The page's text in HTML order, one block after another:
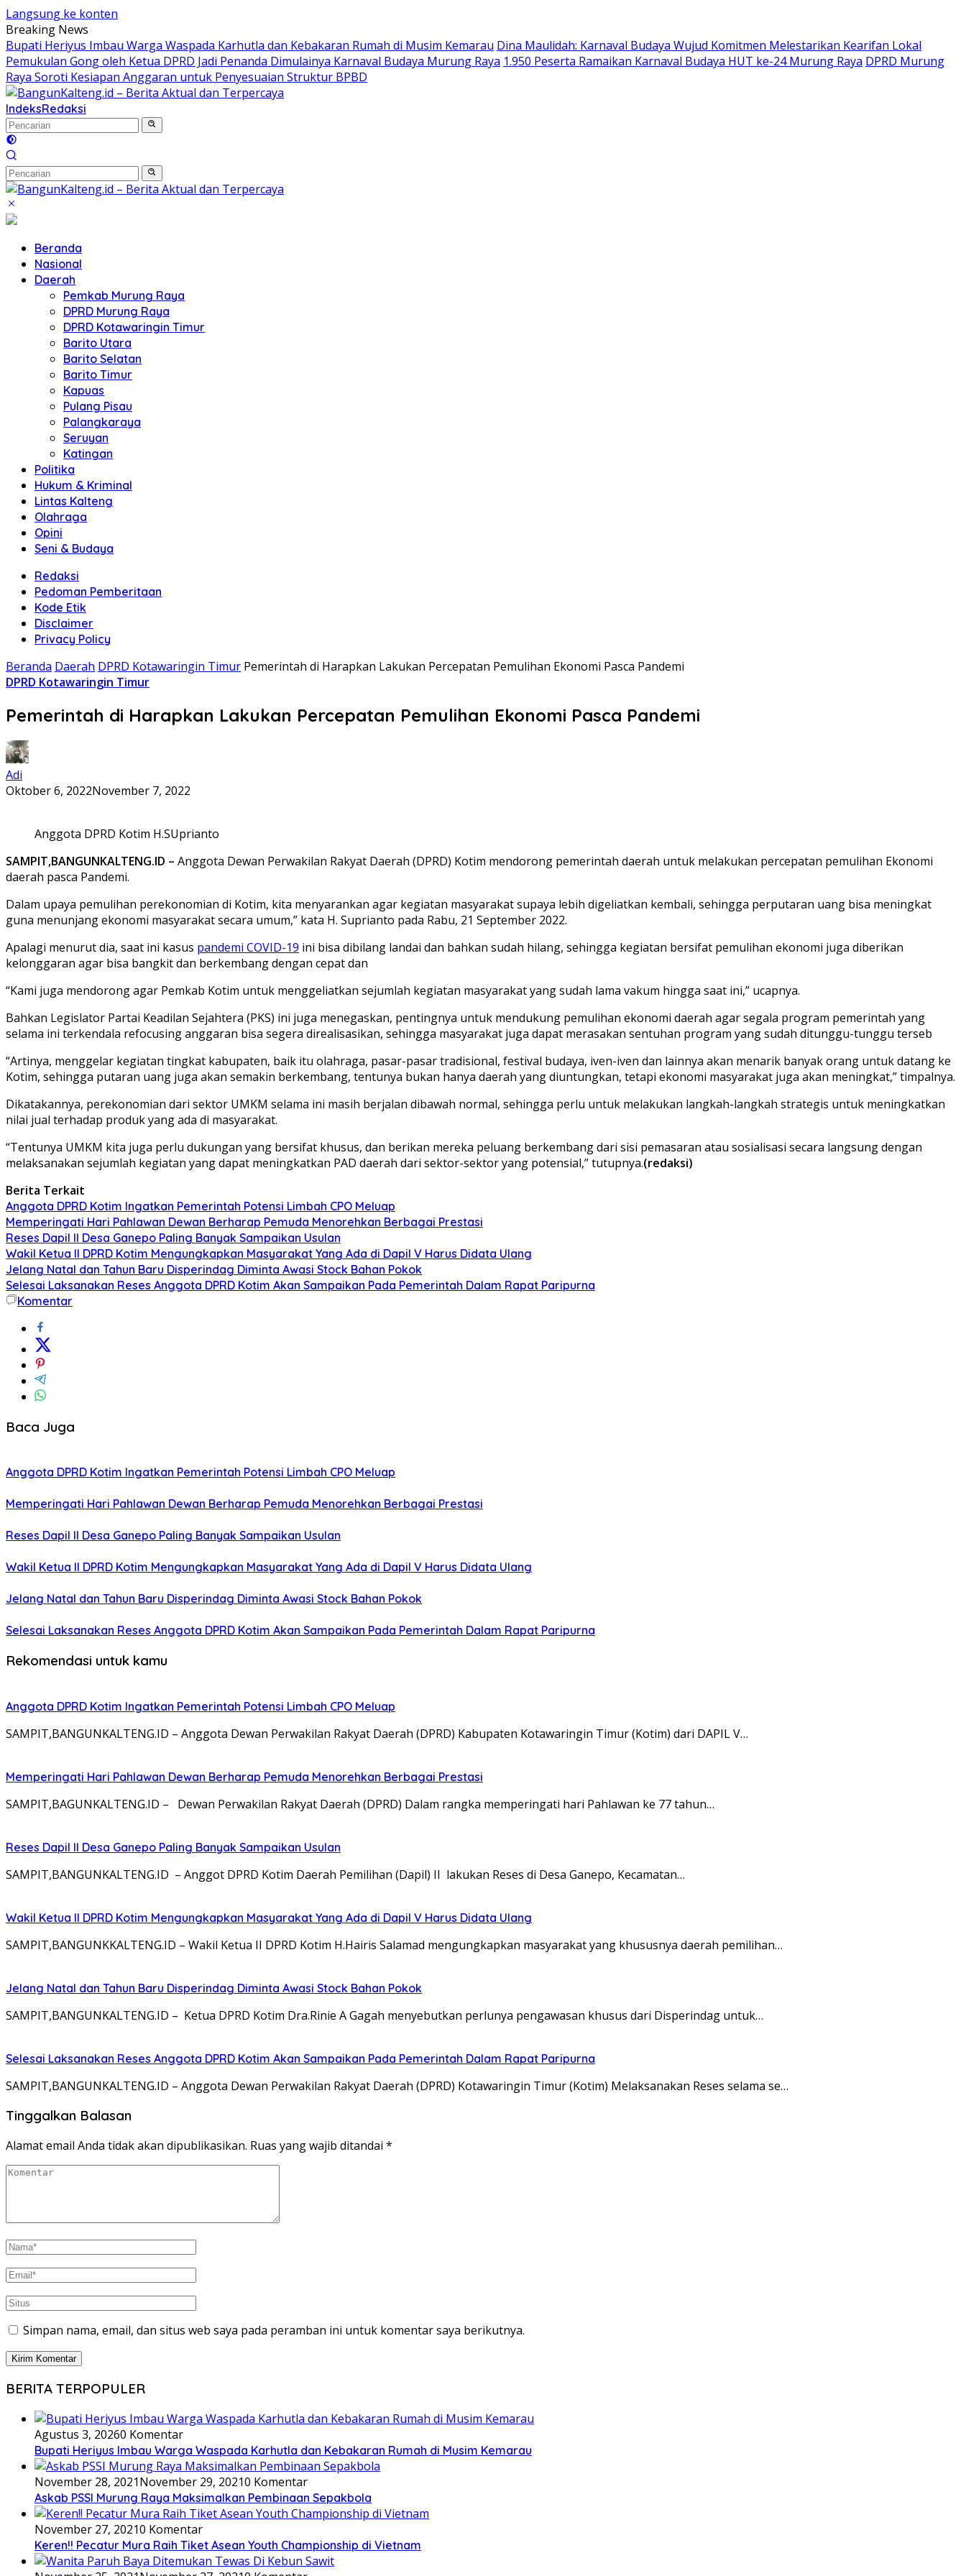
Langsung ke konten
Breaking News
Bupati Heriyus Imbau Warga Waspada Karhutla dan Kebakaran Rumah di Musim Kemarau Dina Maulidah: Karnaval Budaya Wujud Komitmen Melestarikan Kearifan Lokal
Pemukulan Gong oleh Ketua DPRD Jadi Penanda Dimulainya Karnaval Budaya Murung Raya 1.950 Peserta Ramaikan Karnaval Budaya HUT ke-24 Murung Raya DPRD Murung
Raya Soroti Kesiapan Anggaran untuk Penyesuaian Struktur BPBD
IndeksRedaksi
Beranda
Nasional
Daerah
Pemkab Murung Raya
DPRD Murung Raya
DPRD Kotawaringin Timur
Barito Utara
Barito Selatan
Barito Timur
Kapuas
Pulang Pisau
Palangkaraya
Seruyan
Katingan
Politika
Hukum & Kriminal
Lintas Kalteng
Olahraga
Opini
Seni & Budaya
Redaksi
Pedoman Pemberitaan
Kode Etik
Disclaimer
Privacy Policy
Beranda Daerah DPRD Kotawaringin Timur Pemerintah di Harapkan Lakukan Percepatan Pemulihan Ekonomi Pasca Pandemi
DPRD Kotawaringin Timur
Pemerintah di Harapkan Lakukan Percepatan Pemulihan Ekonomi Pasca Pandemi
Adi
Oktober 6, 2022November 7, 2022
Anggota DPRD Kotim H.SUprianto
SAMPIT,BANGUNKALTENG.ID – Anggota Dewan Perwakilan Rakyat Daerah (DPRD) Kotim mendorong pemerintah daerah untuk melakukan percepatan pemulihan Ekonomi
daerah pasca Pandemi.
Dalam upaya pemulihan perekonomian di Kotim, kita menyarankan agar kegiatan masyarakat supaya lebih digeliatkan kembali, sehingga perputaran uang bisa meningkat
guna menunjang ekonomi masyarakat secara umum,” kata H. Suprianto pada Rabu, 21 September 2022.
Apalagi menurut dia, saat ini kasus pandemi COVID-19 ini bisa dibilang landai dan bahkan sudah hilang, sehingga kegiatan bersifat pemulihan ekonomi juga diberikan
kelonggaran agar bisa bangkit dan berkembang dengan cepat dan
“Kami juga mendorong agar Pemkab Kotim untuk menggeliatkan sejumlah kegiatan masyarakat yang sudah lama vakum hingga saat ini,” ucapnya.
Bahkan Legislator Partai Keadilan Sejahtera (PKS) ini juga menegaskan, pentingnya untuk mendukung pemulihan ekonomi daerah agar segala program pemerintah yang
selama ini terkendala refocusing anggaran bisa segera direalisasikan, sehingga masyarakat juga dapat merasakan sentuhan program yang sudah ditunggu-tunggu terseb
“Artinya, menggelar kegiatan tingkat kabupaten, baik itu olahraga, pasar-pasar tradisional, festival budaya, iven-iven dan lainnya akan menarik banyak orang untuk datang ke
Kotim, sehingga putaran uang juga akan semakin berkembang, tentunya bukan hanya daerah yang diuntungkan, tetapi ekonomi masyarakat juga akan meningkat,” timpalnya.
Dikatakannya, perekonomian dari sektor UMKM selama ini masih berjalan dibawah normal, sehingga perlu untuk melakukan langkah-langkah strategis untuk meningkatkan
nilai jual terhadap produk yang ada di masyarakat.
“Tentunya UMKM kita juga perlu dukungan yang bersifat khusus, dan berikan mereka peluang berkembang dari sisi pemasaran atau sosialisasi secara langsung dengan
melaksanakan sejumlah kegiatan yang dapat meningkatkan PAD daerah dari sektor-sektor yang potensial,” tutupnya.(redaksi)
Berita Terkait
Anggota DPRD Kotim Ingatkan Pemerintah Potensi Limbah CPO Meluap
Memperingati Hari Pahlawan Dewan Berharap Pemuda Menorehkan Berbagai Prestasi
Reses Dapil II Desa Ganepo Paling Banyak Sampaikan Usulan
Wakil Ketua II DPRD Kotim Mengungkapkan Masyarakat Yang Ada di Dapil V Harus Didata Ulang
Jelang Natal dan Tahun Baru Disperindag Diminta Awasi Stock Bahan Pokok
Selesai Laksanakan Reses Anggota DPRD Kotim Akan Sampaikan Pada Pemerintah Dalam Rapat Paripurna
Komentar
Baca Juga
Anggota DPRD Kotim Ingatkan Pemerintah Potensi Limbah CPO Meluap
Memperingati Hari Pahlawan Dewan Berharap Pemuda Menorehkan Berbagai Prestasi
Reses Dapil II Desa Ganepo Paling Banyak Sampaikan Usulan
Wakil Ketua II DPRD Kotim Mengungkapkan Masyarakat Yang Ada di Dapil V Harus Didata Ulang
Jelang Natal dan Tahun Baru Disperindag Diminta Awasi Stock Bahan Pokok
Selesai Laksanakan Reses Anggota DPRD Kotim Akan Sampaikan Pada Pemerintah Dalam Rapat Paripurna
Rekomendasi untuk kamu
Anggota DPRD Kotim Ingatkan Pemerintah Potensi Limbah CPO Meluap
SAMPIT,BANGUNKALTENG.ID – Anggota Dewan Perwakilan Rakyat Daerah (DPRD) Kabupaten Kotawaringin Timur (Kotim) dari DAPIL V…
Memperingati Hari Pahlawan Dewan Berharap Pemuda Menorehkan Berbagai Prestasi
SAMPIT,BAGUNKALTENG.ID – Dewan Perwakilan Rakyat Daerah (DPRD) Dalam rangka memperingati hari Pahlawan ke 77 tahun…
Reses Dapil II Desa Ganepo Paling Banyak Sampaikan Usulan
SAMPIT,BANGUNKALTENG.ID – Anggot DPRD Kotim Daerah Pemilihan (Dapil) II lakukan Reses di Desa Ganepo, Kecamatan…
Wakil Ketua II DPRD Kotim Mengungkapkan Masyarakat Yang Ada di Dapil V Harus Didata Ulang
SAMPIT,BANGUNKKALTENG.ID – Wakil Ketua II DPRD Kotim H.Hairis Salamad mengungkapkan masyarakat yang khususnya daerah pemilihan…
Jelang Natal dan Tahun Baru Disperindag Diminta Awasi Stock Bahan Pokok
SAMPIT,BANGUNKALTENG.ID – Ketua DPRD Kotim Dra.Rinie A Gagah menyebutkan perlunya pengawasan khusus dari Disperindag untuk…
Selesai Laksanakan Reses Anggota DPRD Kotim Akan Sampaikan Pada Pemerintah Dalam Rapat Paripurna
SAMPIT,BANGUNKALTENG.ID – Anggota Dewan Perwakilan Rakyat Daerah (DPRD) Kotawaringin Timur (Kotim) Melaksanakan Reses selama se…
Tinggalkan Balasan
Alamat email Anda tidak akan dipublikasikan. Ruas yang wajib ditandai *
Simpan nama, email, dan situs web saya pada peramban ini untuk komentar saya berikutnya.
BERITA TERPOPULER
Agustus 3, 20260 Komentar
Bupati Heriyus Imbau Warga Waspada Karhutla dan Kebakaran Rumah di Musim Kemarau
November 28, 2021November 29, 20210 Komentar
Askab PSSI Murung Raya Maksimalkan Pembinaan Sepakbola
November 27, 20210 Komentar
Keren!! Pecatur Mura Raih Tiket Asean Youth Championship di Vietnam